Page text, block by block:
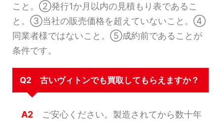
こと。②発行1か月以内の見積もり表であるこ
と。③当社の販売価格を超えていないこと。④
同業者様ではないこと。⑤成約前であることが
条件です。
Q2 古いヴィトンでも買取してもらえますか？
A2 ご安心ください。製造されてから数十年